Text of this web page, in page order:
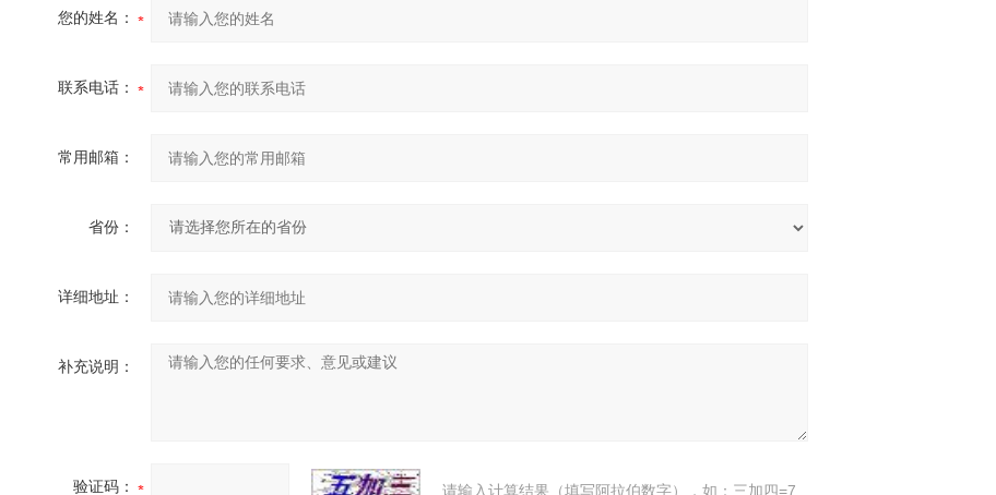
您的姓名：
联系电话：
常用邮箱：
省份：
详细地址：
补充说明：
验证码： 请输入计算结果（填写阿拉伯数字），如：三加四=7